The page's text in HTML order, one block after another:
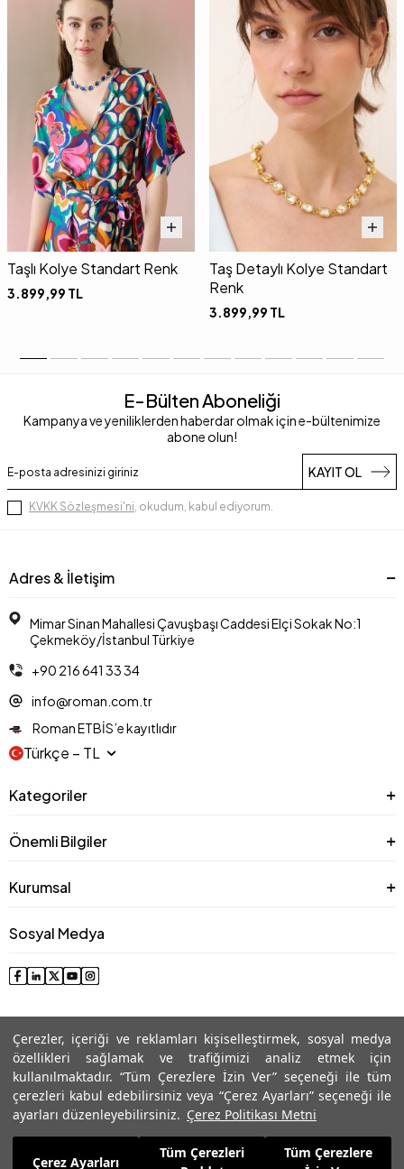
Çerezler, içeriği ve reklamları kişiselleştirmek, sosyal medya
özellikleri sağlamak ve trafiğimizi analiz etmek için
kullanılmaktadır. “Tüm Çerezlere İzin Ver” seçeneği ile tüm
çerezleri kabul edebilirsiniz veya “Çerez Ayarları” seçeneği ile
ayarları düzenleyebilirsiniz. Çerez Politikası Metni
Çerez Ayarları
Tüm Çerezleri
Tüm Çerezlere
2.261,99TL
Taşlı Kolye Standart Renk
3.899,99 TL
Taş Detaylı Kolye Standart
Renk
3.899,99 TL
E-Bülten Aboneliği
Kampanya ve yeniliklerden haberdar olmak için e-bültenimize
abone olun!
KAYIT OL
KVKK Sözleşmesi'ni, okudum, kabul ediyorum.
Adres & İletişim
Mimar Sinan Mahallesi Çavuşbaşı Caddesi Elçi Sokak No:1
Çekmeköy/İstanbul Türkiye
+90 216 641 33 34
info@roman.com.tr
Roman ETBİS’e kayıtlıdır
Türkçe − TL
Kategoriler
Önemli Bilgiler
Kurumsal
Sosyal Medya
© 2025 Roman® Tüm Hakları Saklıdır, İzinsiz kullanılamaz